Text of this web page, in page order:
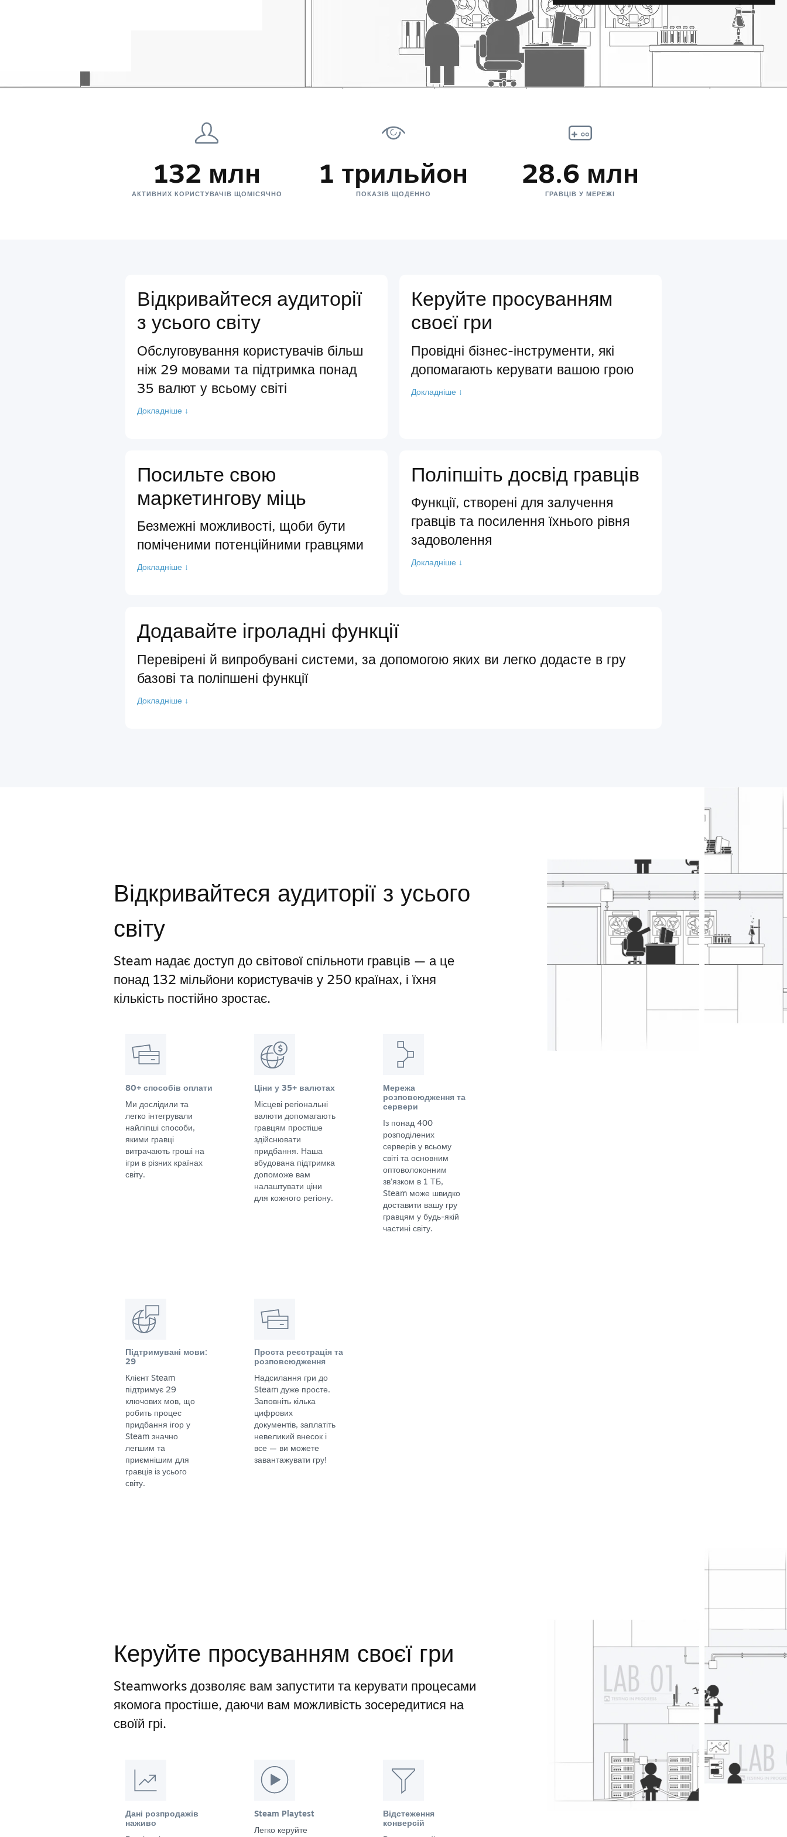
132 млн
АКТИВНИХ КОРИСТУВАЧІВ ЩОМІСЯЧНО
1 трильйон
ПОКАЗІВ ЩОДЕННО
28.6 млн
ГРАВЦІВ У МЕРЕЖІ
Відкривайтеся аудиторії
з усього світу
Обслуговування користувачів більш
ніж 29 мовами та підтримка понад
35 валют у всьому світі
Докладніше ↓
Керуйте просуванням
своєї гри
Провідні бізнес-інструменти, які
допомагають керувати вашою грою
Докладніше ↓
Посильте свою
маркетингову міць
Безмежні можливості, щоби бути
поміченими потенційними гравцями
Докладніше ↓
Поліпшіть досвід гравців
Функції, створені для залучення
гравців та посилення їхнього рівня
задоволення
Докладніше ↓
Додавайте ігроладні функції
Перевірені й випробувані системи, за допомогою яких ви легко додасте в гру
базові та поліпшені функції
Докладніше ↓
Відкривайтеся аудиторії з усього
світу
Steam надає доступ до світової спільноти гравців — а це
понад 132 мільйони користувачів у 250 країнах, і їхня
кількість постійно зростає.
80+ способів оплати
Ми дослідили та
легко інтегрували
найліпші способи,
якими гравці
витрачають гроші на
ігри в різних країнах
світу.
Ціни у 35+ валютах
Місцеві регіональні
валюти допомагають
гравцям простіше
здійснювати
придбання. Наша
вбудована підтримка
допоможе вам
налаштувати ціни
для кожного регіону.
Мережа
розповсюдження та
сервери
Із понад 400
розподілених
серверів у всьому
світі та основним
оптоволоконним
зв’язком в 1 ТБ,
Steam може швидко
доставити вашу гру
гравцям у будь-якій
частині світу.
Підтримувані мови:
29
Клієнт Steam
підтримує 29
ключових мов, що
робить процес
придбання ігор у
Steam значно
легшим та
приємнішим для
гравців із усього
світу.
Проста реєстрація та
розповсюдження
Надсилання гри до
Steam дуже просте.
Заповніть кілька
цифрових
документів, заплатіть
невеликий внесок і
все — ви можете
завантажувати гру!
Керуйте просуванням своєї гри
Steamworks дозволяє вам запустити та керувати процесами
якомога простіше, даючи вам можливість зосередитися на
своїй грі.
Дані розпродажів
наживо
Steam Playtest
Легко керуйте
Відстеження
конверсій